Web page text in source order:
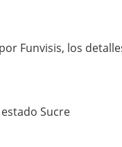
Funvisis, los
Sucre